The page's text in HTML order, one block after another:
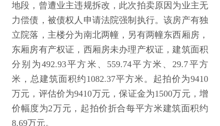
地段，曾遭业主违规拆改，此次拍卖原因为业主无
力偿债，被债权人申请法院强制执行。该房产有独
立院落，主楼分为南北两幢，另有两幢东西厢房，
东厢房有产权证，西厢房未办理产权证，建筑面积
分别为492.93平方米、559.74平方米、29.7平方
米，总建筑面积约1082.37平方米。起拍价为9410
万元，评估价为9410万元，保证金为1500万元，增
价幅度为2万元，起拍价折合每平方米建筑面积约
8.69万元。